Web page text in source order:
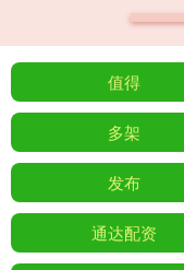
值得
多架
发布
通达配资